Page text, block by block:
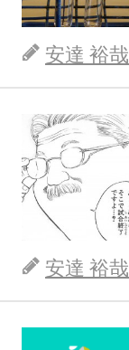
安達 裕哉
安達 裕哉